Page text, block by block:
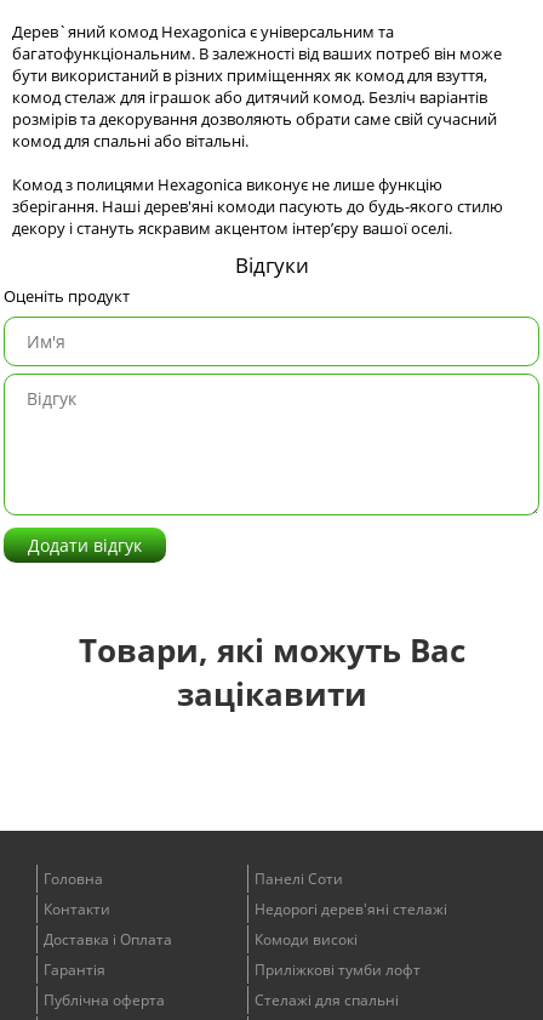
Дерев`яний комод Hexagonica є універсальним та
багатофункціональним. В залежності від ваших потреб він може
бути використаний в різних приміщеннях як комод для взуття,
комод стелаж для іграшок або дитячий комод. Безліч варіантів
розмірів та декорування дозволяють обрати саме свій сучасний
комод для спальні або вітальні.
Комод з полицями Hexagonica виконує не лише функцію
зберігання. Наші дерев'яні комоди пасують до будь-якого стилю
декору і стануть яскравим акцентом інтер’єру вашої оселі.
Відгуки
Оценіть продукт
Додати відгук
Товари, які можуть Вас
зацікавити
Головна
Контакти
Доставка і Оплата
Гарантія
Публічна оферта
Панелі Соти
Недорогі дерев'яні стелажі
Комоди високі
Приліжкові тумби лофт
Стелажі для спальні